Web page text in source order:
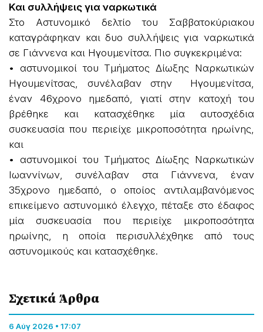
Και συλλήψεις για ναρκωτικά
Στο Αστυνομικό δελτίο του Σαββατοκύριακου
καταγράφηκαν και δυο συλλήψεις για ναρκωτικά
σε Γιάννενα και Ηγουμενίτσα. Πιο συγκεκριμένα:
• αστυνομικοί του Τμήματος Δίωξης Ναρκωτικών
Ηγουμενίτσας, συνέλαβαν στην Ηγουμενίτσα,
έναν 46χρονο ημεδαπό, γιατί στην κατοχή του
βρέθηκε και κατασχέθηκε μία αυτοσχέδια
συσκευασία που περιείχε μικροποσότητα ηρωίνης,
και
• αστυνομικοί του Τμήματος Δίωξης Ναρκωτικών
Ιωαννίνων, συνέλαβαν στα Γιάννενα, έναν
35χρονο ημεδαπό, ο οποίος αντιλαμβανόμενος
επικείμενο αστυνομικό έλεγχο, πέταξε στο έδαφος
μία συσκευασία που περιείχε μικροποσότητα
ηρωίνης, η οποία περισυλλέχθηκε από τους
αστυνομικούς και κατασχέθηκε.
Σχετικά Άρθρα
6 Αύγ 2026 • 17:07